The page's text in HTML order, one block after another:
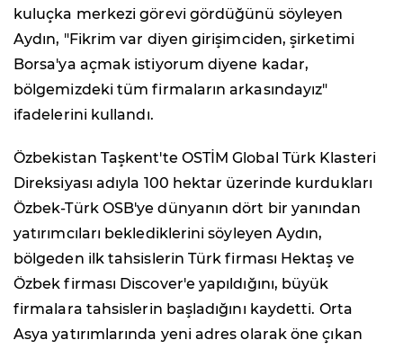
kuluçka merkezi görevi gördüğünü söyleyen
Aydın, "Fikrim var diyen girişimciden, şirketimi
Borsa'ya açmak istiyorum diyene kadar,
bölgemizdeki tüm firmaların arkasındayız"
ifadelerini kullandı.
Özbekistan Taşkent'te OSTİM Global Türk Klasteri
Direksiyası adıyla 100 hektar üzerinde kurdukları
Özbek-Türk OSB'ye dünyanın dört bir yanından
yatırımcıları beklediklerini söyleyen Aydın,
bölgeden ilk tahsislerin Türk firması Hektaş ve
Özbek firması Discover'e yapıldığını, büyük
firmalara tahsislerin başladığını kaydetti. Orta
Asya yatırımlarında yeni adres olarak öne çıkan